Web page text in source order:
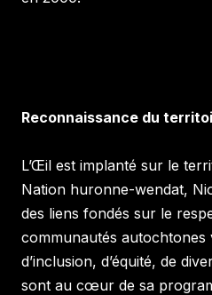
Reconnaissance du
L’Œil est implanté sur le
Nation huronne-wendat,
des liens fondés sur le
communautés autochtones
d’inclusion, d’équité, de
sont au cœur de sa